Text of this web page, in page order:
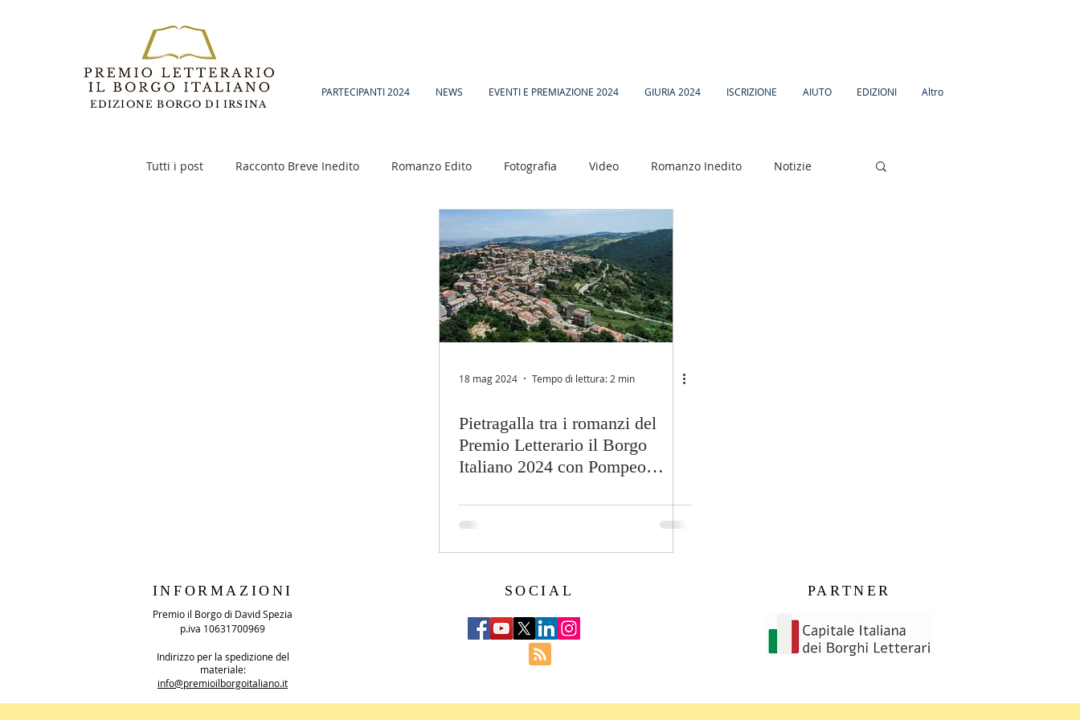
EDIZIONE BORGO DI IRSINA
PARTECIPANTI 2024 NEWS EVENTI E PREMIAZIONE 2024 GIURIA 2024 ISCRIZIONE AIUTO EDIZIONI Altro
Tutti i post Racconto Breve Inedito Romanzo Edito Fotografia Video Romanzo Inedito Notizie
18 mag 2024 Tempo di lettura: 2 min
Pietragalla tra i romanzi del
Premio Letterario il Borgo
Italiano 2024 con Pompeo
INFORMAZIONI
Premio il Borgo di David Spezia
p.iva 10631700969
Indirizzo per la spedizione del
materiale:
info@premioilborgoitaliano.it
SOCIAL PARTNER